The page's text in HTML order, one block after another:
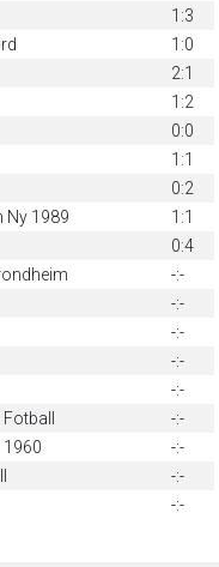
1:3
1:0
2:1
1:2
0:0
1:1
0:2
Ny 1989
1:1
0:4
-:-
-:-
-:-
-:-
-:-
-:-
1960
-:-
-:-
-:-